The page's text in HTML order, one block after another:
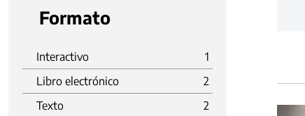
Formato
Interactivo
1
Libro electrónico
2
Texto
2